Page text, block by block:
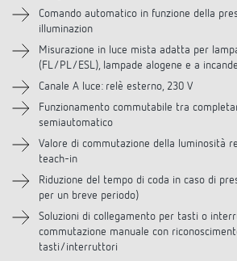
Accessori
Comando automatico in funzione della
illuminazion
Misurazione in luce mista adatta per
(FL/PL/ESL), lampade alogene e a
Canale A luce: relè esterno, 230 V
Funzionamento commutabile tra
semiautomatico
Valore di commutazione della luminosità
teach-in
Riduzione del tempo di coda in caso di
per un breve periodo)
Soluzioni di collegamento per tasti o
commutazione manuale con
tasti/interruttori